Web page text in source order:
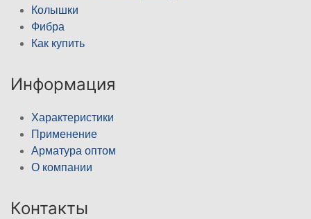
Колышки
Фибра
Как купить
Информация
Характеристики
Применение
Арматура оптом
О компании
Контакты